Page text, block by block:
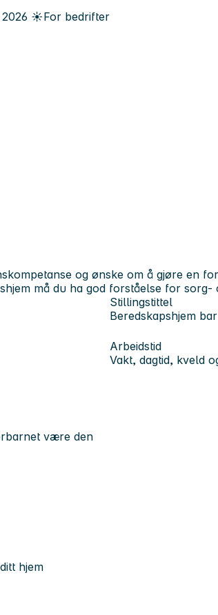
2026 ☀️For bedrifter
og ønske om å gjøre en
må du ha god forståelse for sorg-
Stillingstittel
Beredskapshjem
Arbeidstid
Vakt, dagtid, kveld
være den
hjem